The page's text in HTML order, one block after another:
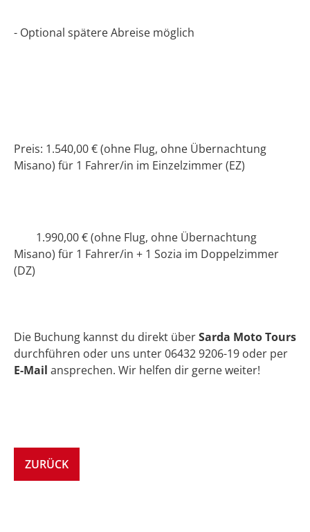
- Optional spätere Abreise möglich
Preis: 1.540,00 € (ohne Flug, ohne Übernachtung
Misano) für 1 Fahrer/in im Einzelzimmer (EZ)
1.990,00 € (ohne Flug, ohne Übernachtung
Misano) für 1 Fahrer/in + 1 Sozia im Doppelzimmer
(DZ)
Die Buchung kannst du direkt überSarda Moto Tours
durchführen oder uns unter 06432 9206-19 oder per
E-Mail ansprechen. Wir helfen dir gerne weiter!
ZURÜCK